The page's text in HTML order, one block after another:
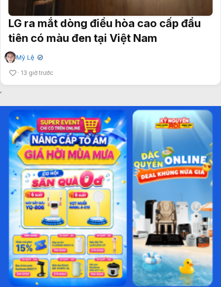
LG ra mắt dòng điều hòa cao cấp đầu
tiên có màu đen tại Việt Nam
Mỹ Lệ ✔
13 giờ trước